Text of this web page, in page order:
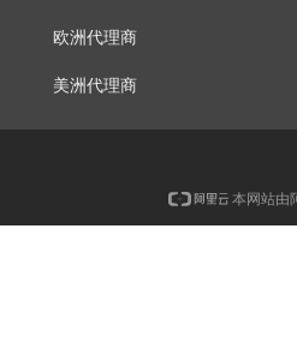
欧洲代理商
美洲代理商
本网站由